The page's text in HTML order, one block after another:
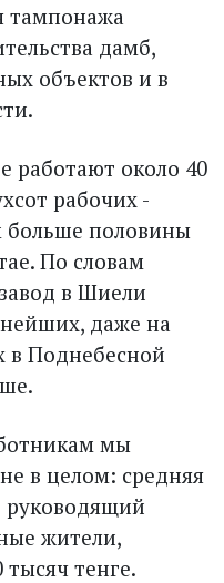
тампонажа
дамб,
объектов и в
работают около 40
рабочих -
половины
По словам
в Шиели
даже на
в Поднебесной
мы
в целом: средняя
руководящий
жители,
тенге.